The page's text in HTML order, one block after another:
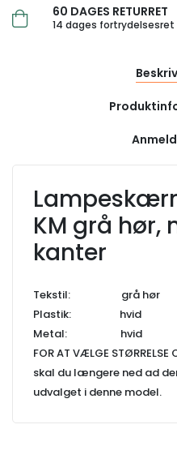
60 DAGES RETURRET
14 dages fortrydelsesret
KM grå hør,
kanter
Tekstil: grå hør
Plastik: hvid
Metal: hvid
FOR AT VÆLGE STØRRELSE
skal du længere ned ad
udvalget i denne model.